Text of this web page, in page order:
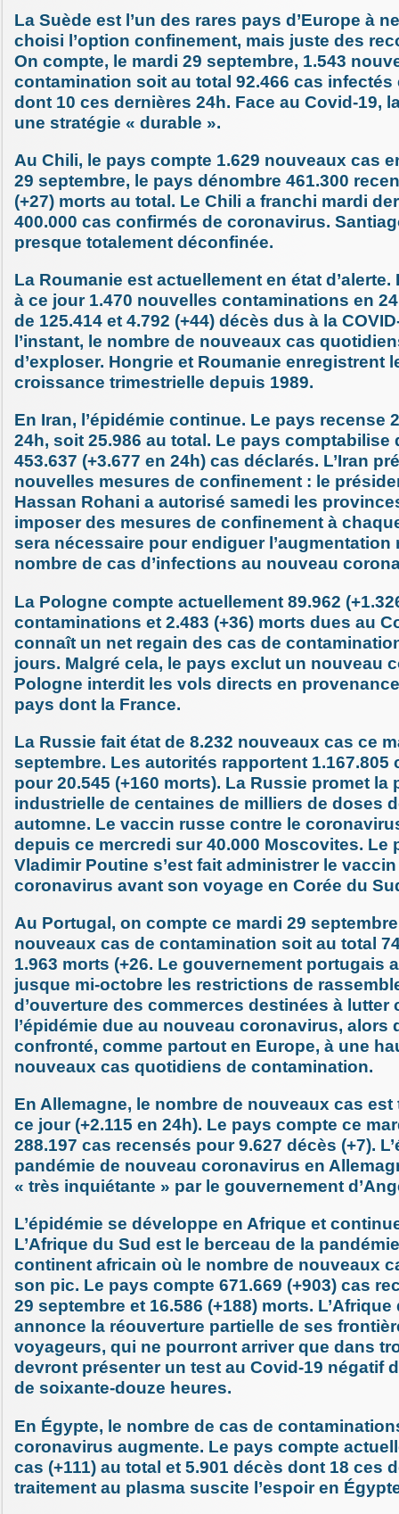
La Suède est l’un des rares pays d’Europe à
choisi l’option confinement, mais juste des
On compte, le mardi 29 septembre, 1.543
contamination soit au total 92.466 cas infectés
dont 10 ces dernières 24h. Face au Covid-19,
une stratégie « durable ».
Au Chili, le pays compte 1.629 nouveaux cas
29 septembre, le pays dénombre 461.300
(+27) morts au total. Le Chili a franchi mardi
400.000 cas confirmés de coronavirus.
presque totalement déconfinée.
La Roumanie est actuellement en état
à ce jour 1.470 nouvelles contaminations en
de 125.414 et 4.792 (+44) décès dus à la
l’instant, le nombre de nouveaux cas
d’exploser. Hongrie et Roumanie enregistrent
croissance trimestrielle depuis 1989.
En Iran, l’épidémie continue. Le pays recense
24h, soit 25.986 au total. Le pays comptabilise
453.637 (+3.677 en 24h) cas déclarés. L’Iran
nouvelles mesures de confinement : le
Hassan Rohani a autorisé samedi les
imposer des mesures de confinement à
sera nécessaire pour endiguer l’augmentation
nombre de cas d’infections au nouveau
La Pologne compte actuellement 89.962
contaminations et 2.483 (+36) morts dues au
connaît un net regain des cas de
jours. Malgré cela, le pays exclut un nouveau
Pologne interdit les vols directs en
pays dont la France.
La Russie fait état de 8.232 nouveaux cas ce
septembre. Les autorités rapportent 1.167.805
pour 20.545 (+160 morts). La Russie promet la
industrielle de centaines de milliers de doses
automne. Le vaccin russe contre le
depuis ce mercredi sur 40.000 Moscovites. Le
Vladimir Poutine s’est fait administrer le
coronavirus avant son voyage en Corée du
Au Portugal, on compte ce mardi 29
nouveaux cas de contamination soit au total
1.963 morts (+26. Le gouvernement portugais
jusque mi-octobre les restrictions de
d’ouverture des commerces destinées à lutter
l’épidémie due au nouveau coronavirus, alors
confronté, comme partout en Europe, à une
nouveaux cas quotidiens de contamination.
En Allemagne, le nombre de nouveaux cas
ce jour (+2.115 en 24h). Le pays compte ce
288.197 cas recensés pour 9.627 décès (+7).
pandémie de nouveau coronavirus en
« très inquiétante » par le gouvernement
L’épidémie se développe en Afrique et
L’Afrique du Sud est le berceau de la
continent africain où le nombre de nouveaux
son pic. Le pays compte 671.669 (+903) cas
29 septembre et 16.586 (+188) morts. L’Afrique
annonce la réouverture partielle de ses
voyageurs, qui ne pourront arriver que dans
devront présenter un test au Covid-19 négatif
de soixante-douze heures.
En Égypte, le nombre de cas de
coronavirus augmente. Le pays compte
cas (+111) au total et 5.901 décès dont 18 ces
traitement au plasma suscite l’espoir en